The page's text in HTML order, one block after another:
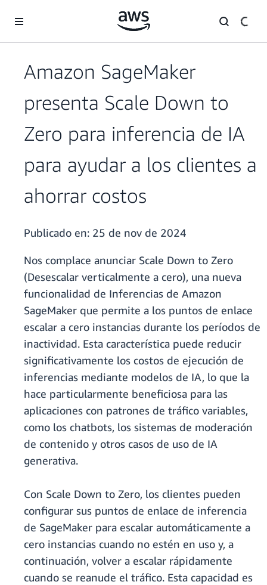
Amazon SageMaker
presenta Scale Down to
Zero para inferencia de IA
para ayudar a los clientes a
ahorrar costos
Publicado en: 25 de nov de 2024
Nos complace anunciar Scale Down to Zero
(Desescalar verticalmente a cero), una nueva
funcionalidad de Inferencias de Amazon
SageMaker que permite a los puntos de enlace
escalar a cero instancias durante los períodos de
inactividad. Esta característica puede reducir
significativamente los costos de ejecución de
inferencias mediante modelos de IA, lo que la
hace particularmente beneficiosa para las
aplicaciones con patrones de tráfico variables,
como los chatbots, los sistemas de moderación
de contenido y otros casos de uso de IA
generativa.
Con Scale Down to Zero, los clientes pueden
configurar sus puntos de enlace de inferencia
de SageMaker para escalar automáticamente a
cero instancias cuando no estén en uso y, a
continuación, volver a escalar rápidamente
cuando se reanude el tráfico. Esta capacidad es